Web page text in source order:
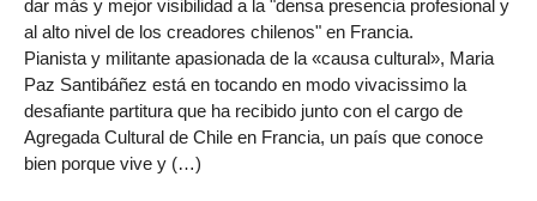
dar más y mejor visibilidad a la "densa presencia profesional y
al alto nivel de los creadores chilenos" en Francia.
Pianista y militante apasionada de la «causa cultural», Maria
Paz Santibáñez está en tocando en modo vivacissimo la
desafiante partitura que ha recibido junto con el cargo de
Agregada Cultural de Chile en Francia, un país que conoce
bien porque vive y (…)